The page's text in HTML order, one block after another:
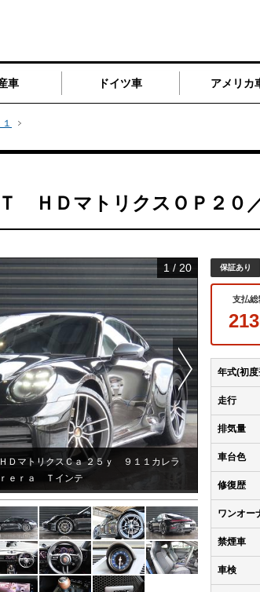
車 ドイツ車 アメリカ
ＨＤマトリクスＯＰ２０
ＤマトリクスＣａ ２５ｙ ９１１カレラ
ｅｒａ Ｔインテ
ポルシェ
Next
1 / 20 保証あり
支払
年式(初
走行
排気量
車台色
修復歴
ワンオー
禁煙車
車検